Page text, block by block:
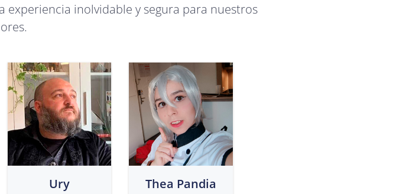
experiencia inolvidable y segura para nuestros
Ury Thea Pandia